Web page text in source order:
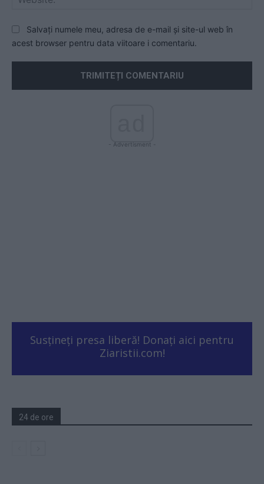
Salvați numele meu, adresa de e-mail și site-ul web în
acest browser pentru data viitoare i comentariu.
- Advertisment -
Susțineți presa liberă! Donați aici pentru
Ziaristii.com!
24 de ore